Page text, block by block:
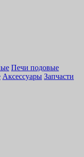
Печи подовые
Аксессуары Запчасти